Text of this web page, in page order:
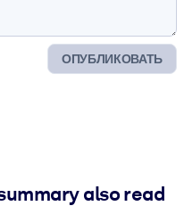
ОПУБЛИКОВАТЬ
also read